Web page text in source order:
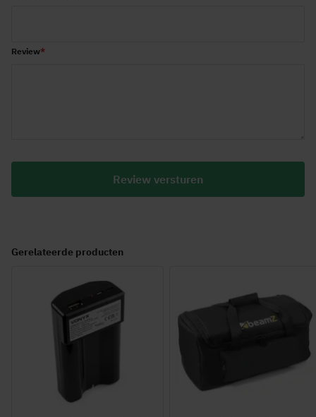
Review
Review versturen
Gerelateerde producten